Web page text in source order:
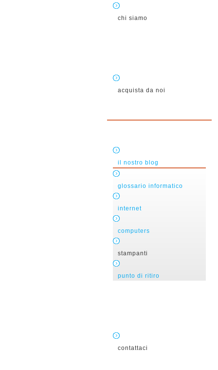
chi siamo
acquista da noi
il nostro blog
glossario informatico
internet
computers
stampanti
punto di ritiro
contattaci